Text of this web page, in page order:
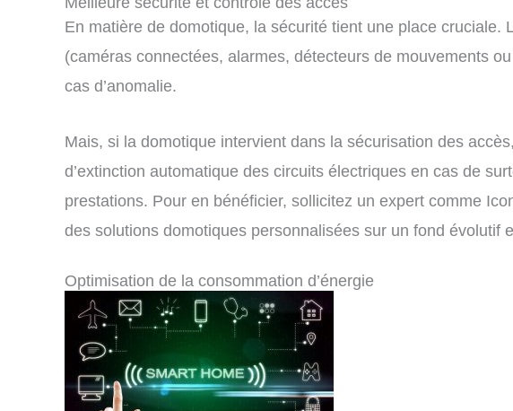
En matière de domotique, la sécurité tient une place
(caméras connectées, alarmes, détecteurs de mouvements
cas d’anomalie.
Mais, si la domotique intervient dans la sécurisation des
d’extinction automatique des circuits électriques en cas de
prestations. Pour en bénéficier, sollicitez un expert comme
des solutions domotiques personnalisées sur un fond évolutif
Optimisation de la consommation d’énergie